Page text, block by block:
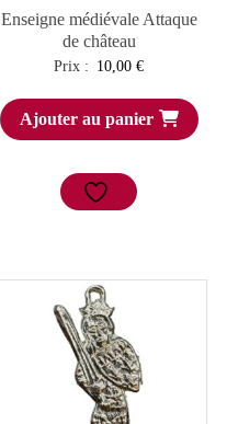
Enseigne médiévale Attaque
de château
Prix : 10,00€
Ajouter au panier